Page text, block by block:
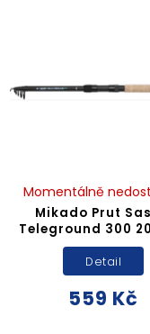
Mikado Prut
Teleground 300
Momentálně
559 Kč
Detail